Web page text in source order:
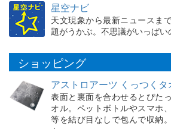
星空ナビ
天文現象から最新ニュースま
題がうかぶ。不思議がいっぱい
ショッピング
アストロアーツ くっつく
表面と裏面を合わせるとぴた
オル。ペットボトルやスマホ
等を結び目なしで包んで収納